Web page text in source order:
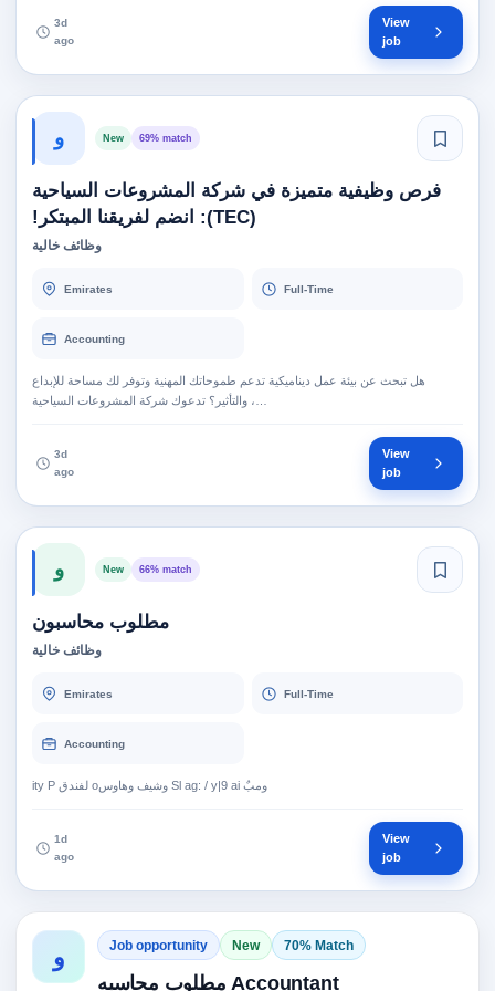
3d
ago
View
job
و New 69% match
فرص وظيفية متميزة في شركة المشروعات السياحية
(TEC): انضم لفريقنا المبتكر!
وظائف خالية
Emirates Full-Time
Accounting
هل تبحث عن بيئة عمل ديناميكية تدعم طموحاتك المهنية وتوفر لك مساحة للإبداع
والتأثير؟ تدعوك شركة المشروعات السياحية ،…
3d
ago
View
job
و New 66% match
مطلوب محاسبون
وظائف خالية
Emirates Full-Time
Accounting
1d
ago
View
job
و Job opportunity New 70% Match
مطلوب محاسبه Accountant